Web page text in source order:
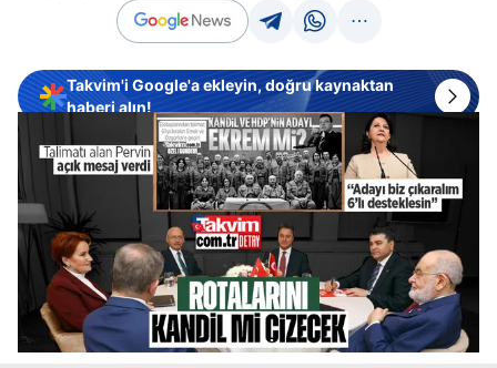
Takvim'i Google'a ekleyin, doğru kaynaktan
haberi alın!